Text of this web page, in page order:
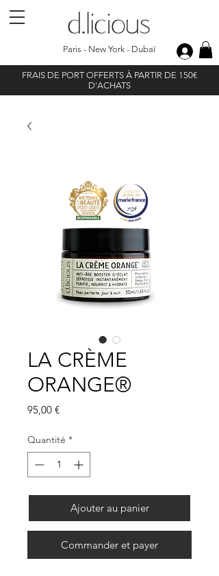
Paris - New York - Dubaï
FRAIS DE PORT OFFERTS À PARTIR DE 150€
D'ACHATS
LA CRÈME
ORANGE®
95,00 €Prix
Quantité *
Ajouter au panier
Commander et payer